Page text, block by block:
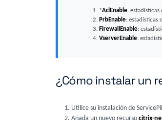
*AclEnable: estadísticas
PrbEnable: estadísticas
FirewallEnable:
VserverEnable:
¿Cómo instalar un
Utilice su instalación de
Añada un nuevo recurso citrix-